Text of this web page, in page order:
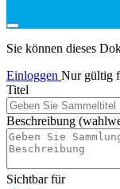
Sie können dieses
Einloggen Nur gültig
Titel
Beschreibung
Sichtbar für